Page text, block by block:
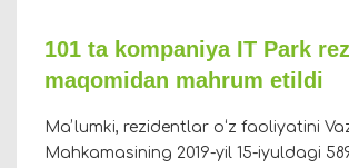
101 ta kompaniya IT Park
maqomidan mahrum etildi
Maʼlumki, rezidentlar oʻz faoliyatini
Mahkamasining 2019-yil 15-iyuldagi